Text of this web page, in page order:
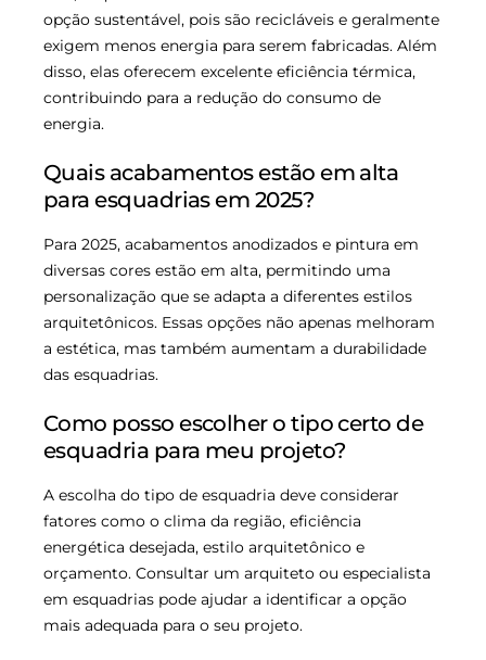
opção sustentável, pois são recicláveis e geralmente
exigem menos energia para serem fabricadas. Além
disso, elas oferecem excelente eficiência térmica,
contribuindo para a redução do consumo de
energia.
Quais acabamentos estão em alta
para esquadrias em 2025?
Para 2025, acabamentos anodizados e pintura em
diversas cores estão em alta, permitindo uma
personalização que se adapta a diferentes estilos
arquitetônicos. Essas opções não apenas melhoram
a estética, mas também aumentam a durabilidade
das esquadrias.
Como posso escolher o tipo certo de
esquadria para meu projeto?
A escolha do tipo de esquadria deve considerar
fatores como o clima da região, eficiência
energética desejada, estilo arquitetônico e
orçamento. Consultar um arquiteto ou especialista
em esquadrias pode ajudar a identificar a opção
mais adequada para o seu projeto.